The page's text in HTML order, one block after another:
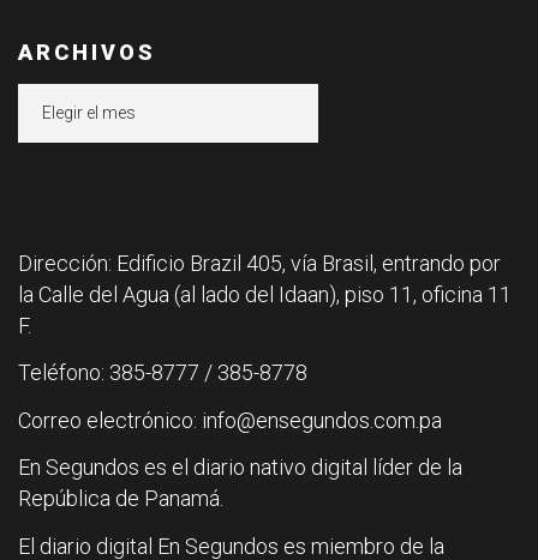
ARCHIVOS
Dirección: Edificio Brazil 405, vía Brasil, entrando por
la Calle del Agua (al lado del Idaan), piso 11, oficina 11
F.
Teléfono: 385-8777 / 385-8778
Correo electrónico: info@ensegundos.com.pa
En Segundos es el diario nativo digital líder de la
República de Panamá.
El diario digital En Segundos es miembro de la